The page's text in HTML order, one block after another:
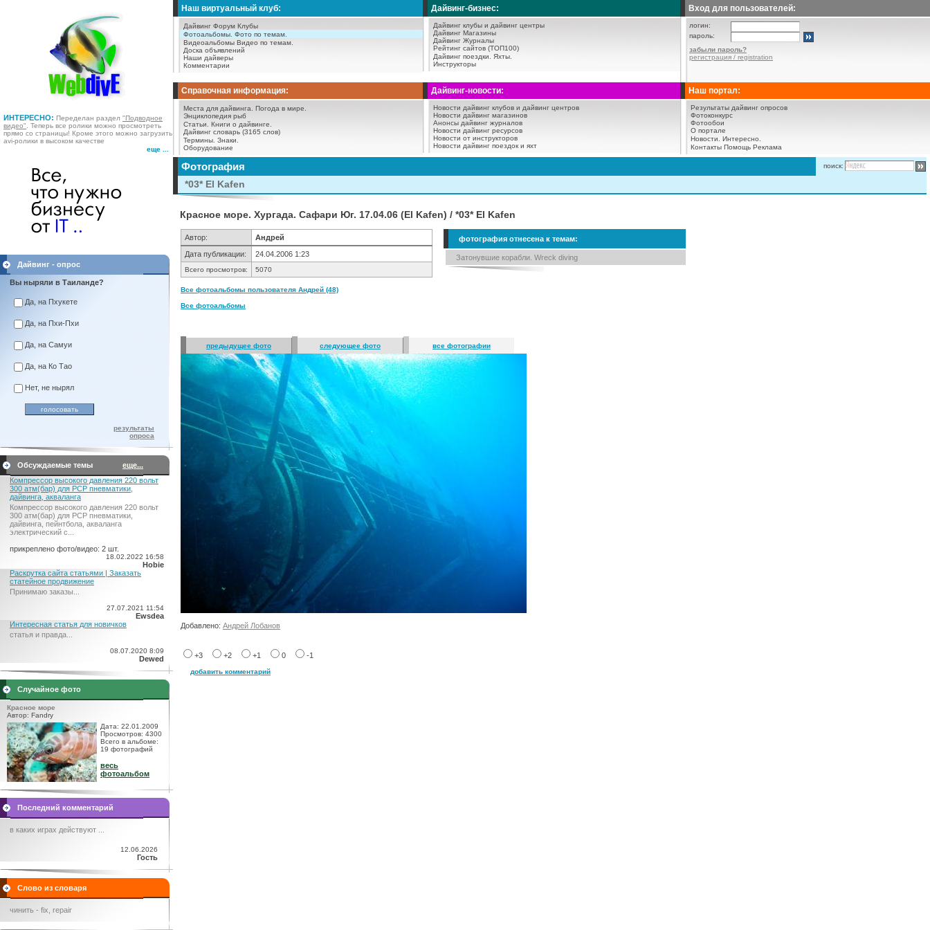
ИНТЕРЕСНО: Переделан раздел "Подводное
видео" . Теперь все ролики можно просмотреть
прямо со страницы! Кроме этого можно загрузить
avi-ролики в высоком качестве
еще ...
Наш виртуальный клуб:
Дайвинг Форум Клубы
Фотоальбомы. Фото по темам.
Видеоальбомы Видео по темам.
Доска объявлений
Наши дайверы
Комментарии
Дайвинг-бизнес:
Дайвинг клубы и дайвинг центры
Дайвинг Магазины
Дайвинг Журналы
Рейтинг сайтов (ТОП100)
Дайвинг поездки.
Яхты.
Инструкторы
Вход для пользователей:
логин:
пароль:
забыли пароль?
регистрация / registration
Справочная информация:
Места для дайвинга.
Погода в мире.
Энциклопедия рыб
Статьи.
Книги о дайвинге.
Дайвинг словарь (3165 слов)
Термины. Знаки.
Оборудование
Дайвинг-новости:
Новости дайвинг клубов и дайвинг центров
Новости дайвинг магазинов
Анонсы дайвинг журналов
Новости дайвинг ресурсов
Новости от инструкторов
Новости дайвинг поездок и яхт
Наш портал:
Результаты дайвинг опросов
Фотоконкурс
Фотообои
О портале
Новости.
Интересно.
Контакты Помощь Реклама
Дайвинг - опрос
Вы ныряли в Таиланде?
Да, на Пхукете
Да, на Пхи-Пхи
Да, на Самуи
Да, на Ко Тао
Нет, не нырял
результаты
опроса
Обсуждаемые темы
еще...
Компрессор высокого давления 220 вольт
300 атм(бар) для PCP пневматики,
дайвинга, акваланга
Компрессор высокого давления 220 вольт
300 атм(бар) для PCP пневматики,
дайвинга, пейнтбола, акваланга
электрический c...
прикреплено фото/видео: 2 шт.
18.02.2022 16:58
Hobie
Раскрутка сайта статьями | Заказать
статейное продвижение
Принимаю заказы...
27.07.2021 11:54
Ewsdea
Интересная статья для новичков
статья и правда...
08.07.2020 8:09
Dewed
Случайное фото
Красное море
Автор: Fandry
Дата: 22.01.2009
Просмотров: 4300
Всего в альбоме:
19 фотографий
весь
фотоальбом
Последний комментарий
в каких играх действуют ...
12.06.2026
Гость
Слово из словаря
чинить - fix, repair
Фотография поиск:
*03* El Kafen
Красное море. Хургада. Сафари Юг. 17.04.06 (El Kafen) / *03* El Kafen
Автор:
Андрей
Дата публикации:
24.04.2006 1:23
Всего просмотров: 5070
Все фотоальбомы пользователя Андрей (48)
Все фотоальбомы
фотография отнесена к темам:
Затонувшие корабли. Wreck diving
предыдущее фото следующее фото все фотографии
Добавлено: Андрей Лобанов
+3 +2 +1 0 -1
добавить комментарий